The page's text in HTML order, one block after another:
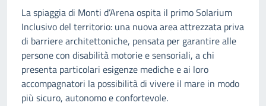
La spiaggia di Monti d’Arena ospita il primo Solarium
Inclusivo del territorio: una nuova area attrezzata priva
di barriere architettoniche, pensata per garantire alle
persone con disabilità motorie e sensoriali, a chi
presenta particolari esigenze mediche e ai loro
accompagnatori la possibilità di vivere il mare in modo
più sicuro, autonomo e confortevole.